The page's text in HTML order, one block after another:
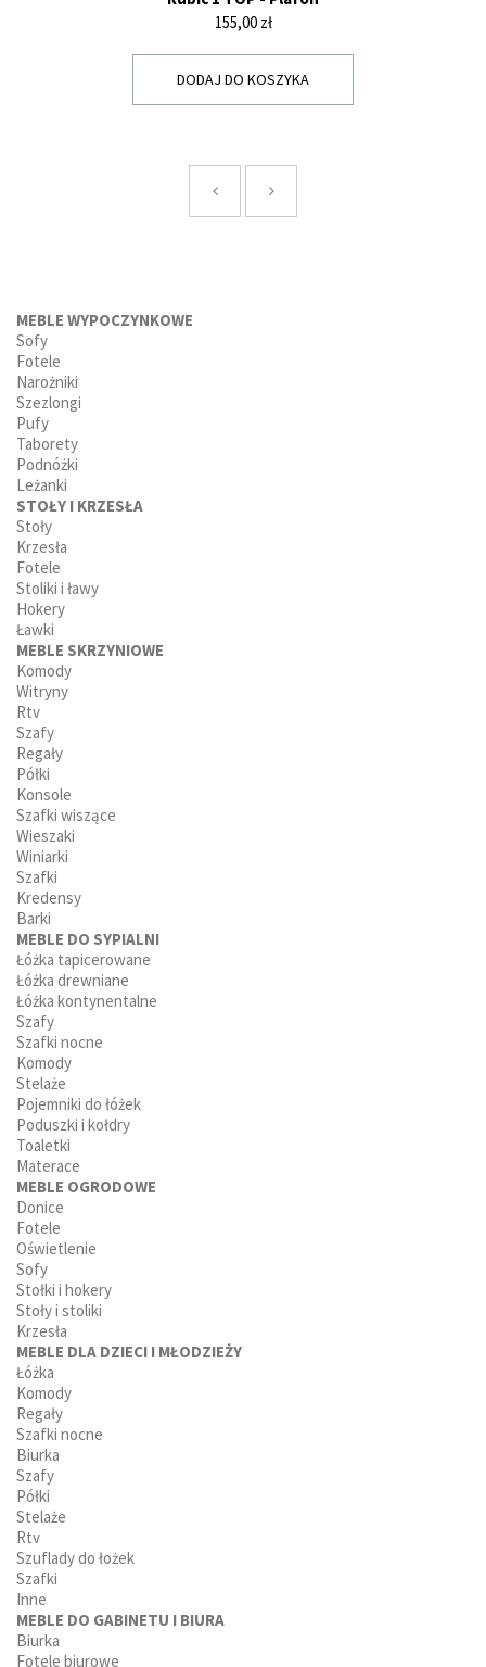
Cena
155,00 zł
DODAJ DO KOSZYKA
MEBLE WYPOCZYNKOWE
Sofy
Fotele
Narożniki
Szezlongi
Pufy
Taborety
Podnóżki
Leżanki
STOŁY I KRZESŁA
Stoły
Krzesła
Fotele
Stoliki i ławy
Hokery
Ławki
MEBLE SKRZYNIOWE
Komody
Witryny
Rtv
Szafy
Regały
Półki
Konsole
Szafki wiszące
Wieszaki
Winiarki
Szafki
Kredensy
Barki
MEBLE DO SYPIALNI
Łóżka tapicerowane
Łóżka drewniane
Łóżka kontynentalne
Szafy
Szafki nocne
Komody
Stelaże
Pojemniki do łóżek
Poduszki i kołdry
Toaletki
Materace
MEBLE OGRODOWE
Donice
Fotele
Oświetlenie
Sofy
Stołki i hokery
Stoły i stoliki
Krzesła
MEBLE DLA DZIECI I MŁODZIEŻY
Łóżka
Komody
Regały
Szafki nocne
Biurka
Szafy
Półki
Stelaże
Rtv
Szuflady do łożek
Szafki
Inne
MEBLE DO GABINETU I BIURA
Biurka
Fotele biurowe